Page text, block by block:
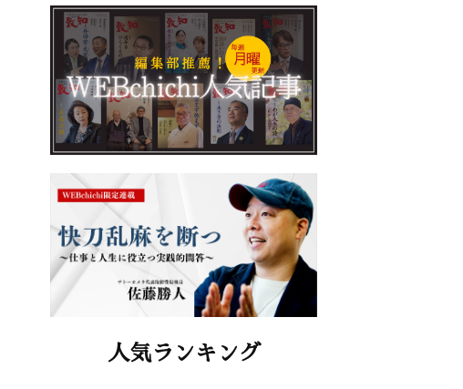
人気ランキング